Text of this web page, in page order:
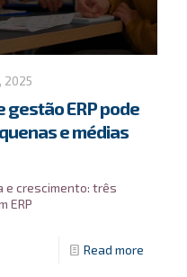
2025
gestão ERP pode
e médias
e crescimento: três
ERP
Read more